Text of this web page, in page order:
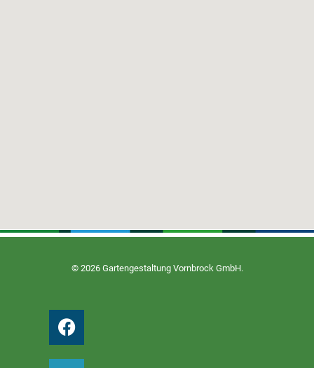
© 2026 Gartengestaltung Vornbrock GmbH.